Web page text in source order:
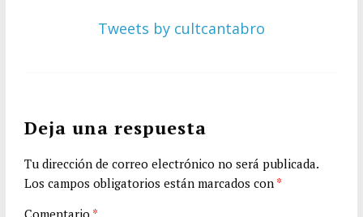
Tweets by cultcantabro
Deja una respuesta
Tu dirección de correo electrónico no será publicada.
Los campos obligatorios están marcados con *
Comentario *